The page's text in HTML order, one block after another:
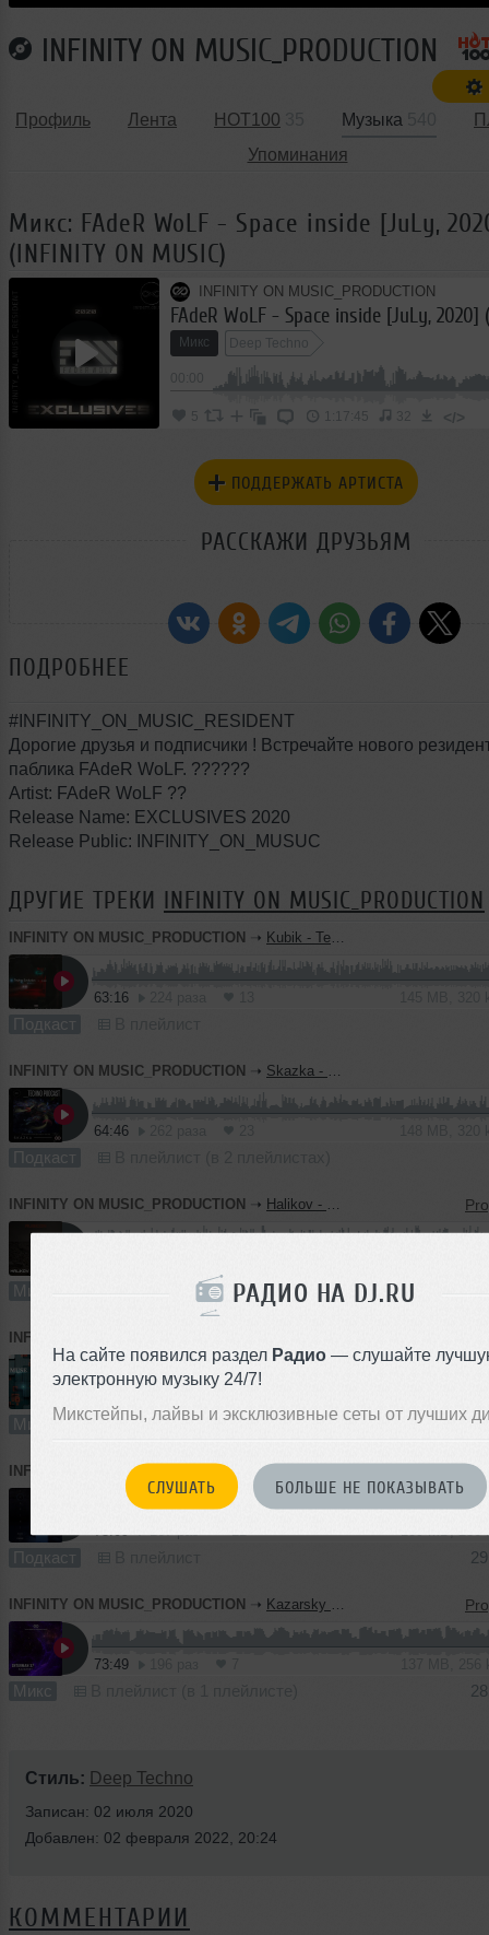
РАДИО НА DJ.RU
На сайте появился раздел Радио — слушайте
электронную музыку 24/7!
Микстейпы, лайвы и эксклюзивные сеты от лучших
СЛУШАТЬ БОЛЬШЕ НЕ ПОКАЗЫВАТЬ
INFINITY ON MUSIC_PRODUCTION
Профиль Лента HOT100 Музыка
Упоминания
Микс: FAdeR WoLF - Space inside [JuLy,
(INFINITY ON MUSIC)
INFINITY ON MUSIC_PRODUCTION
Микс Deep Techno
5 1:17:45 32 </>
ПОДДЕРЖАТЬ АРТИСТА
РАССКАЖИ ДРУЗЬЯМ
ПОДРОБНЕЕ
#INFINITY_ON_MUSIC_RESIDENT
Дорогие друзья и подписчики ! Встречайте нового
паблика FAdeR WoLF. ??????
Artist: FAdeR WoLF ??
Release Name: EXCLUSIVES 2020
Release Public: INFINITY_ON_MUSUC
ДРУГИЕ ТРЕКИ INFINITY ON MUSIC_PRODUCTION
INFINITY ON MUSIC_PRODUCTION ➝ Kubik - Techno Evolution #6 (INFINITY ON MUSIC PODCAST)
63:16
Подкаст
INFINITY ON MUSIC_PRODUCTION ➝ Skazka - Techno Podcast #22 (INFINITY ON MUSIC)
64:46
Подкаст
INFINITY ON MUSIC_PRODUCTION ➝ Halikov - Rubicon ( INFINITY_ON_MUSIC_PRODUCTION)
Микс
INFINITY ON MUSIC_PRODUCTION
Микс В плейлист
INFINITY ON MUSIC_PRODUCTION ➝Kubik-Inspire Podcast #45 (INFINITY ON MUSIC PODCAST)
Подкаст
INFINITY ON MUSIC_PRODUCTION ➝ Kazarsky - Shturman 37 (INFINITY ON MUSIC PRODUCTION)
73:49
Микс
Стиль: Deep Techno
Записан: 02 июля 2020
Добавлен: 02 февраля 2022, 20:24
КОММЕНТАРИИ